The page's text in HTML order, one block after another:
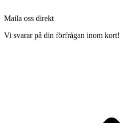
Maila oss direkt
Vi svarar på din förfrågan inom kort!